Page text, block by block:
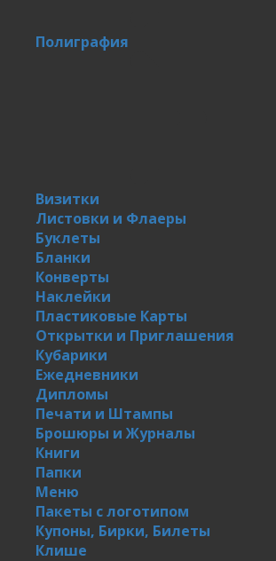
Полиграфия
Визитки
Листовки и Флаеры
Буклеты
Бланки
Конверты
Наклейки
Пластиковые Карты
Открытки и Приглашения
Кубарики
Ежедневники
Дипломы
Печати и Штампы
Брошюры и Журналы
Книги
Папки
Меню
Пакеты с логотипом
Купоны, Бирки, Билеты
Клише